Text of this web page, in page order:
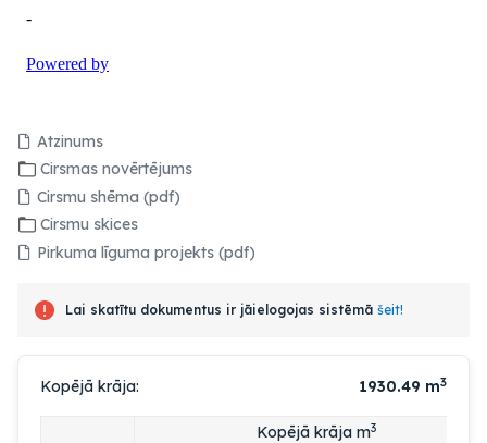
Atzinums
Cirsmas novērtējums
Cirsmu shēma (pdf)
Cirsmu skices
Pirkuma līguma projekts (pdf)
Lai skatītu dokumentus ir jāielogojas sistēmā šeit!
Kopējā krāja: 1930.49 m3
Kopējā krāja m3